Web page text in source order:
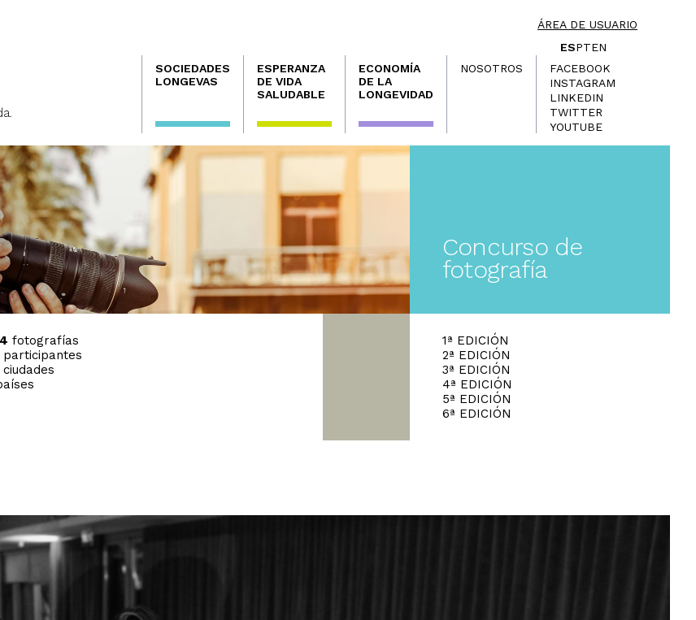
ÁREA DE USUARIO
ESPTEN
Navegación
principal
SOCIEDADES
LONGEVAS
ESPERANZA
DE VIDA
SALUDABLE
ECONOMÍA
DE LA
LONGEVIDAD
NOSOTROS
FACEBOOK
INSTAGRAM
LINKEDIN
TWITTER
YOUTUBE
Concurso de
fotografía
fotografías
1ª EDICIÓN
2ª EDICIÓN
3ª EDICIÓN
4ª EDICIÓN
5ª EDICIÓN
6ª EDICIÓN